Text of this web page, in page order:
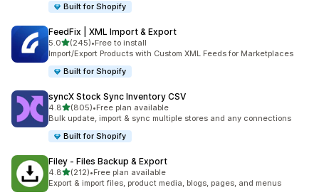
Built for Shopify
FeedFix | XML Import & Export
5.05つ星中
(245)
合計レビュー数：245件
•Free to install
Import/Export Products with Custom XML Feeds for Marketplaces
Built for Shopify
syncX Stock Sync Inventory CSV
4.85つ星中
(805)
合計レビュー数：805件
•Free plan available
Bulk update, import & sync multiple stores and any connections
Built for Shopify
Filey ‑ Files Backup & Export
4.85つ星中
(212)
合計レビュー数：212件
•Free plan available
Export & import files, product media, blogs, pages, and menus